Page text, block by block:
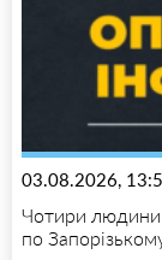
03.08.2026,
Чотири людини
по